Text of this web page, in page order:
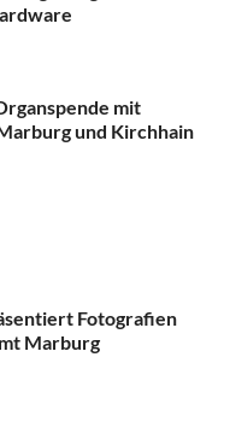
mit
und Kirchhain
Fotografien
Marburg